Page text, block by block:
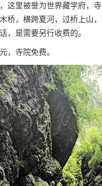
这里被誉为世界藏学府，
桥，横跨夏河，过桥上山
，是需要另行收费的。
寺院免费。